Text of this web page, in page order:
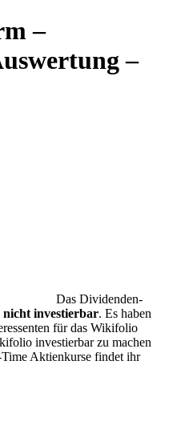
–
–
Das Dividenden-
nicht investierbar. Es haben
für das Wikifolio
investierbar zu machen
Aktienkurse findet ihr